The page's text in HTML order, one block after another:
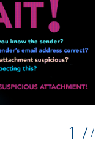
1 /7